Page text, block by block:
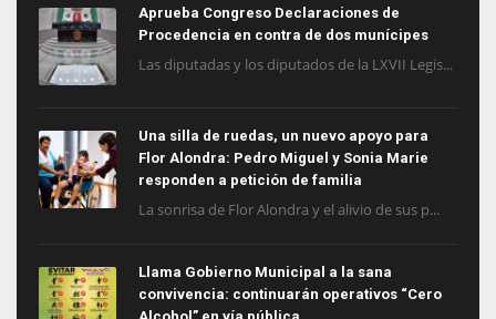
Aprueba Congreso Declaraciones de
Procedencia en contra de dos munícipes
Las diputadas y los diputados de la LXVII Legis...
Una silla de ruedas, un nuevo apoyo para
Flor Alondra: Pedro Miguel y Sonia Marie
responden a petición de familia
La sonrisa de Flor Alondra y el alivio de sus p...
Llama Gobierno Municipal a la sana
convivencia: continuarán operativos “Cero